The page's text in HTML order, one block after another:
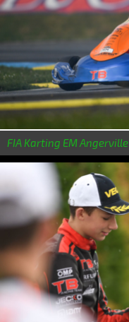
FIA Karting EM Angerville